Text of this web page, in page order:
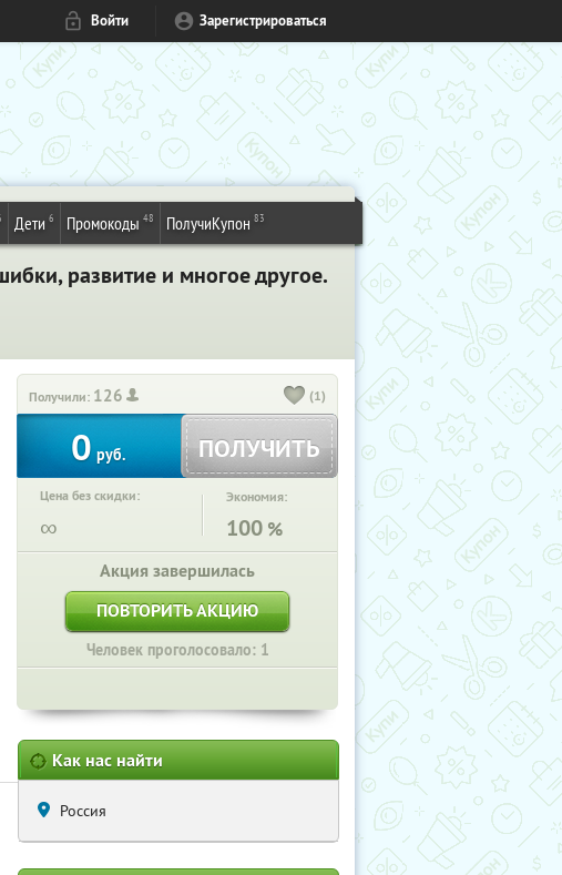
Войти Зарегистрироваться
Дети 6 Промокоды 48 ПолучиКупон 83
развитие и многое другое.
Получили: 126 (1)
0 руб. ПОЛУЧИТЬ
Цена без скидки:
∞
Экономия:
100 %
Акция завершилась
ПОВТОРИТЬ АКЦИЮ
Человек проголосовало: 1
Как нас найти
Россия